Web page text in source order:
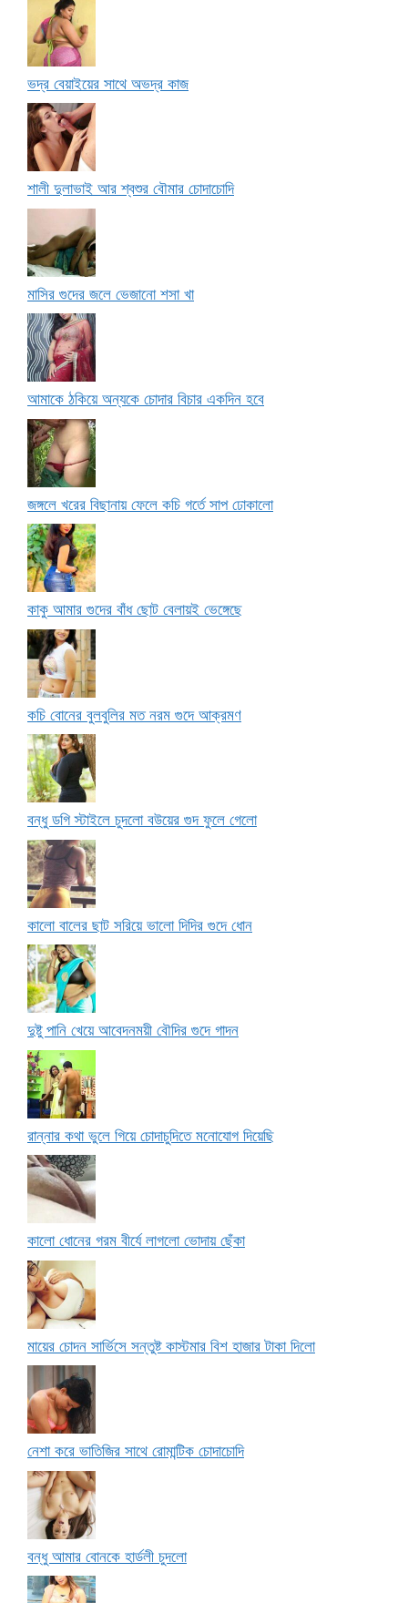
ভদ্র বেয়াইয়ের সাথে অভদ্র কাজ
শালী দুলাভাই আর শ্বশুর বৌমার চোদাচোদি
মাসির গুদের জলে ভেজানো শসা খা
আমাকে ঠকিয়ে অন্যকে চোদার বিচার একদিন হবে
জঙ্গলে খরের বিছানায় ফেলে কচি গর্তে সাপ ঢোকালো
কাকু আমার গুদের বাঁধ ছোট বেলায়ই ভেঙ্গেছে
কচি বোনের বুলবুলির মত নরম গুদে আক্রমণ
বন্ধু ডগি স্টাইলে চুদলো বউয়ের গুদ ফুলে গেলো
কালো বালের ছাট সরিয়ে ভালো দিদির গুদে ধোন
দুষ্টু পানি খেয়ে আবেদনময়ী বৌদির গুদে গাদন
রান্নার কথা ভুলে গিয়ে চোদাচুদিতে মনোযোগ দিয়েছি
কালো ধোনের গরম বীর্যে লাগলো ভোদায় ছেঁকা
মায়ের চোদন সার্ভিসে সন্তুষ্ট কাস্টমার বিশ হাজার টাকা দিলো
নেশা করে ভাতিজির সাথে রোমান্টিক চোদাচোদি
বন্ধু আমার বোনকে হার্ডলী চুদলো